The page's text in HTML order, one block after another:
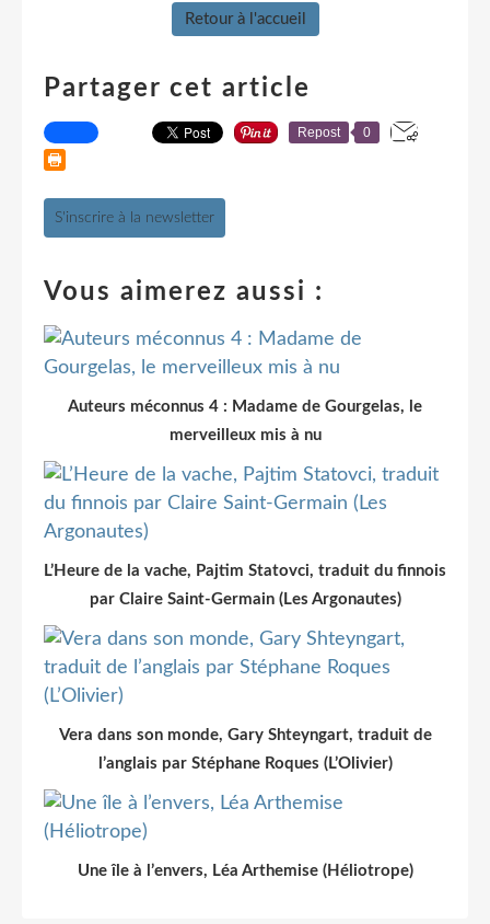
Retour à l'accueil
Partager cet article
Repost 0
S'inscrire à la newsletter
Vous aimerez aussi :
Auteurs méconnus 4 : Madame de Gourgelas, le
merveilleux mis à nu
L’Heure de la vache, Pajtim Statovci, traduit du finnois
par Claire Saint-Germain (Les Argonautes)
Vera dans son monde, Gary Shteyngart, traduit de
l’anglais par Stéphane Roques (L’Olivier)
Une île à l’envers, Léa Arthemise (Héliotrope)